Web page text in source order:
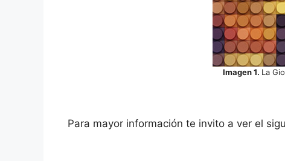
Imagen 1. La
Para mayor información te invito a ver el